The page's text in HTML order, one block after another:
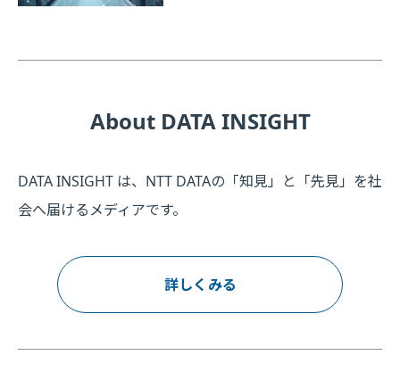
About DATA INSIGHT
DATA INSIGHT は、NTT DATAの「知見」と「先見」を社
会へ届けるメディアです。
詳しくみる